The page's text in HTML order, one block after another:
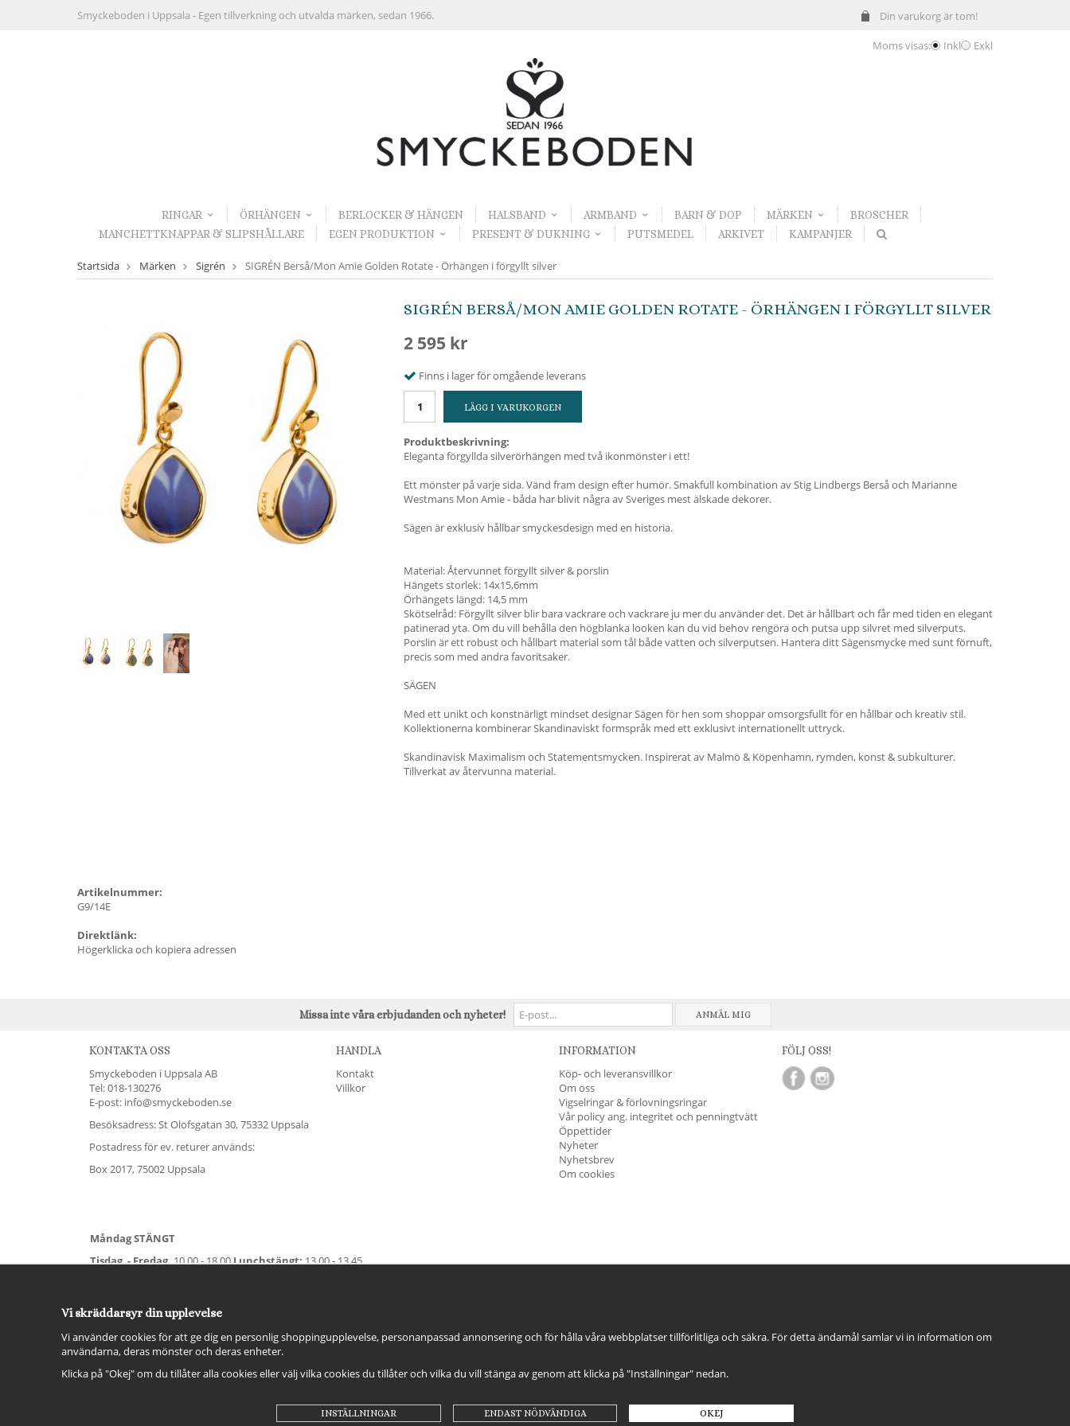
Din varukorg är tom!
Smyckeboden i Uppsala - Egen tillverkning och utvalda märken, sedan 1966.
Moms visas: Inkl Exkl
RINGAR ÖRHÄNGEN BERLOCKER & HÄNGEN HALSBAND ARMBAND BARN & DOP MÄRKEN
BROSCHER
MANCHETTKNAPPAR & SLIPSHÅLLARE
EGEN PRODUKTION PRESENT & DUKNING PUTSMEDEL ARKIVET KAMPANJER
Startsida Märken Sigrén SIGRÉN Berså/Mon Amie Golden Rotate - Örhängen i förgyllt silver
SIGRÉN BERSÅ/MON AMIE GOLDEN ROTATE - ÖRHÄNGEN I FÖRGYLLT SILVER
2 595 kr
Finns i lager för omgående leverans
LÄGG I VARUKORGEN
Produktbeskrivning:
Eleganta förgyllda silverörhängen med två ikonmönster i ett!
Ett mönster på varje sida. Vänd fram design efter humör. Smakfull kombination av Stig Lindbergs Berså och Marianne
Westmans Mon Amie - båda har blivit några av Sveriges mest älskade dekorer.
Sägen är exklusiv hållbar smyckesdesign med en historia.
Material: Återvunnet förgyllt silver & porslin
Hängets storlek: 14x15,6mm
Örhängets längd: 14,5 mm
Skötselråd: Förgyllt silver blir bara vackrare och vackrare ju mer du använder det. Det är hållbart och får med tiden en elegant
patinerad yta. Om du vill behålla den högblanka looken kan du vid behov rengöra och putsa upp silvret med silverputs.
Porslin är ett robust och hållbart material som tål både vatten och silverputsen. Hantera ditt Sägensmycke med sunt förnuft,
precis som med andra favoritsaker.
SÄGEN
Med ett unikt och konstnärligt mindset designar Sägen för hen som shoppar omsorgsfullt för en hållbar och kreativ stil.
Kollektionerna kombinerar Skandinaviskt formspråk med ett exklusivt internationellt uttryck.
Skandinavisk Maximalism och Statementsmycken. Inspirerat av Malmö & Köpenhamn, rymden, konst & subkulturer.
Tillverkat av återvunna material.
Artikelnummer:
G9/14E
Direktlänk:
Högerklicka och kopiera adressen
Missa inte våra erbjudanden och nyheter! ANMÄL MIG
KONTAKTA OSS
Smyckeboden i Uppsala AB
Tel:018-130276
E-post: info@smyckeboden.se
Besöksadress: St Olofsgatan 30, 75332 Uppsala
Postadress för ev. returer används:
Box 2017, 75002 Uppsala
Måndag STÄNGT
Tisdag - Fredag, 10.00 - 18.00 Lunchstängt: 13.00 - 13.45
För avvikande öppettider:
HANDLA
Kontakt
Villkor
INFORMATION
Köp- och leveransvillkor
Om oss
Vigselringar & förlovningsringar
Vår policy ang. integritet och penningtvätt
Öppettider
Nyheter
Nyhetsbrev
Om cookies
FÖLJ OSS!
Vi skräddarsyr din upplevelse
Vi använder cookies för att ge dig en personlig shoppingupplevelse, personanpassad annonsering och för hålla våra webbplatser tillförlitliga och säkra. För detta ändamål samlar vi in information om
användarna, deras mönster och deras enheter.
Klicka på "Okej" om du tillåter alla cookies eller välj vilka cookies du tillåter och vilka du vill stänga av genom att klicka på "Inställningar" nedan.
INSTÄLLNINGAR ENDAST NÖDVÄNDIGA OKEJ